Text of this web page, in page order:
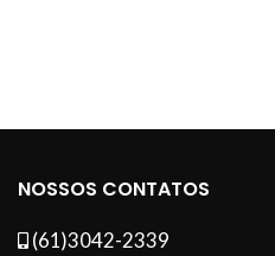
NOSSOS CONTATOS
(61)3042-2339